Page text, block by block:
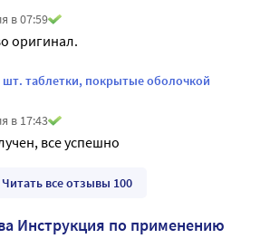
в 07:59
оригинал.
таблетки, покрытые оболочкой
в 17:43
все успешно
Читать все отзывы 100
Инструкция по применению